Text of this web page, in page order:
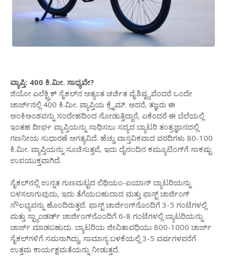
ವ್ಯಾಪ್ತಿ: 400 ಕಿ.ಮೀ. ಸಾಧ್ಯವೇ?
ಜಿಯೋ ಎಲೆಕ್ಟ್ರಿಕ್ ಸೈಕಲ್‌ನ ಅತ್ಯಂತ ಚರ್ಚಿತ ವೈಶಿಷ್ಟ್ಯವೆಂದರೆ ಒಂದೇ
ಚಾರ್ಜ್‌ನಲ್ಲಿ 400 ಕಿ.ಮೀ. ವ್ಯಾಪ್ತಿಯ ಕ್ಲೈಮ್. ಆದರೆ, ತಜ್ಞರು ಈ
ಅಂಕಿಅಂಶವನ್ನು ಸಂದೇಹದಿಂದ ನೋಡುತ್ತಿದ್ದಾರೆ, ಏಕೆಂದರೆ ಈ ಬೆಲೆಯಲ್ಲಿ
ಇಂತಹ ದೀರ್ಘ ವ್ಯಾಪ್ತಿಯನ್ನು ಸಾಧಿಸಲು ಸದ್ಯದ ಬ್ಯಾಟರಿ ತಂತ್ರಜ್ಞಾನದಲ್ಲಿ
ಗಣನೀಯ ಸುಧಾರಣೆ ಅಗತ್ಯವಿದೆ. ಹೆಚ್ಚು ವಾಸ್ತವಿಕವಾದ ವರದಿಗಳು 80-100
ಕಿ.ಮೀ. ವ್ಯಾಪ್ತಿಯನ್ನು ಸೂಚಿಸುತ್ತವೆ, ಇದು ದೈನಂದಿನ ಕಮ್ಯೂಟಿಂಗ್‌ಗೆ ಸಾಕಷ್ಟು
ಉಪಯುಕ್ತವಾಗಿದೆ.
ಸೈಕಲ್‌ನಲ್ಲಿ ಉನ್ನತ ಗುಣಮಟ್ಟದ ಲಿಥಿಯಂ-ಐಯಾನ್ ಬ್ಯಾಟರಿಯನ್ನು
ಬಳಸಲಾಗುವುದು, ಇದು ತೆಗೆಯಬಹುದಾದ ಮತ್ತು ಫಾಸ್ಟ್ ಚಾರ್ಜಿಂಗ್
ಸೌಲಭ್ಯವನ್ನು ಹೊಂದಿರುತ್ತದೆ. ಫಾಸ್ಟ್ ಚಾರ್ಜಿಂಗ್‌ನೊಂದಿಗೆ 3-5 ಗಂಟೆಗಳಲ್ಲಿ
ಮತ್ತು ಸ್ಟ್ಯಾಂಡರ್ಡ್ ಚಾರ್ಜಿಂಗ್‌ನೊಂದಿಗೆ 6-8 ಗಂಟೆಗಳಲ್ಲಿ ಬ್ಯಾಟರಿಯನ್ನು
ಚಾರ್ಜ್ ಮಾಡಬಹುದು. ಬ್ಯಾಟರಿಯ ಜೀವಿತಾವಧಿಯು 800-1000 ಚಾರ್ಜ್
ಸೈಕಲ್‌ಗಳಿಗೆ ಸಮನಾಗಿದ್ದು, ಸಾಮಾನ್ಯ ಬಳಕೆಯಲ್ಲಿ 3-5 ವರ್ಷಗಳವರೆಗೆ
ಉತ್ತಮ ಕಾರ್ಯಕ್ಷಮತೆಯನ್ನು ನೀಡುತ್ತದೆ.